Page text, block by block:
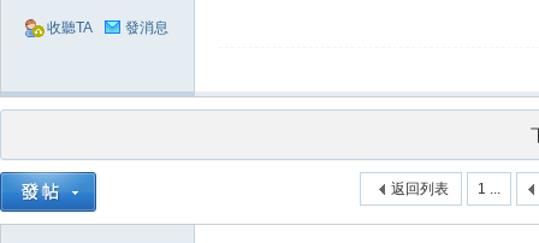
收聽TA 發消息
1 ...
返回列表